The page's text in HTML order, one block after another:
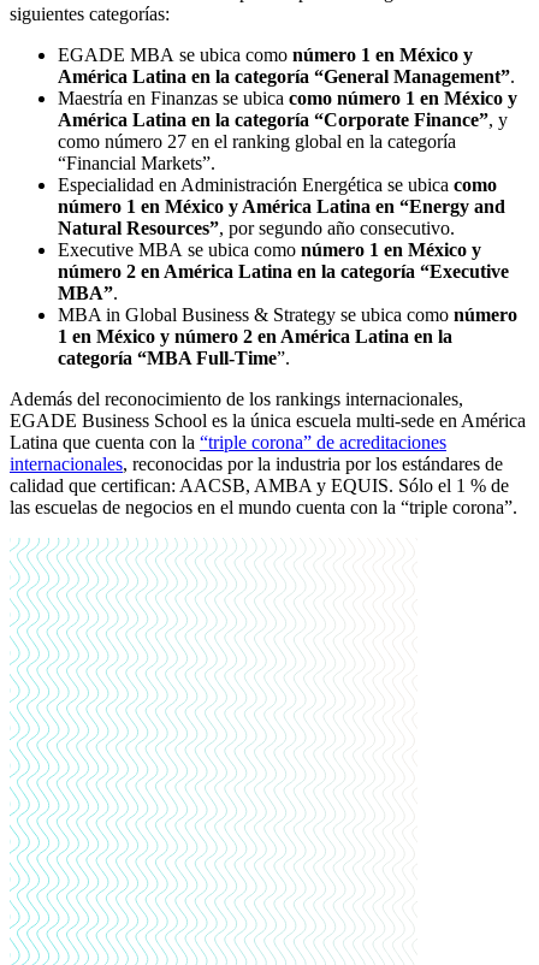
siguientes categorías:
EGADE MBA se ubica como número 1 en México y
América Latina en la categoría “General Management”.
Maestría en Finanzas se ubica como número 1 en México y
América Latina en la categoría “Corporate Finance”, y
como número 27 en el ranking global en la categoría
“Financial Markets”.
Especialidad en Administración Energética se ubica como
número 1 en México y América Latina en “Energy and
Natural Resources”, por segundo año consecutivo.
Executive MBA se ubica como número 1 en México y
número 2 en América Latina en la categoría “Executive
MBA”.
MBA in Global Business & Strategy se ubica como número
1 en México y número 2 en América Latina en la
categoría “MBA Full-Time”.
Además del reconocimiento de los rankings internacionales,
EGADE Business School es la única escuela multi-sede en América
Latina que cuenta con la “triple corona” de acreditaciones
internacionales, reconocidas por la industria por los estándares de
calidad que certifican: AACSB, AMBA y EQUIS. Sólo el 1 % de
las escuelas de negocios en el mundo cuenta con la “triple corona”.